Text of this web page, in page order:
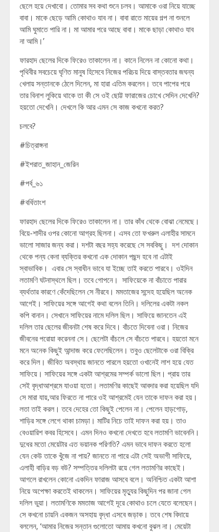
ছেলে হয়ে দেখাবো। তোমার সব কথা শুনে চলব। আমাকে ওরা নিয়ে যাচ্ছে
বাবা। মাকে ছেড়ে আমি কোথাও যাব না। বাবা রাতে মায়ের গল্প না শুনলে
আমি ঘুমাতে পারি না। মা আমার পরে আছে বাবা। মাকে ছাড়া কোথাও যাব
না আমি।’
ফারহাদ ছেলের দিকে ফিরেও তাকালেন না। কানে নিলেন না কোনো কথা।
পৃথিবীর সবচেয়ে ঘৃণিত মানুষ হিসেবে নিজের পরিচয় দিয়ে বাস্তবতার জঘন্য
খেলায় সন্তানকে ঠেলে দিলেন, মা হারা এতিম করলেন। তবে পাপের পরে
তার বিনাশ লুকিয়ে থাকে তা কী সে ওই ছোট্ট ফারাজের চোখে সেদিন দেখেনি?
হয়তো দেখেনি। দেখলে কি আর এমন সে কাজ কখনো করত?
চলবে?
#চিত্রাঙ্গনা
#ইশরাত_জাহান_জেরিন
#পর্ব_৬১
#বর্ধিতাংশ
ফারহাদ ছেলের দিকে ফিরেও তাকালেন না। তার কাঁধ থেকে বোঝা নেমেছে।
বিয়ে-শাদীর ওপর কোনো আগ্রহ ছিলনা। এসব তো ফখরুল এলাহীর সামনে
ভালো সাজার জন্য করা। দশটা বছর সহ্য করেছে সে সবকিছু। দশ দোকান
থেকে পন্য কেনা ব্যক্তির কখনো এক দোকান পছন্দ হবে না এটাই
স্বাভাবিক। এবার সে স্বাধীন ভাবে যা ইচ্ছে তাই করতে পারবে। ওইদিন
লতামণি ঘটনাস্থলে ছিল। তবে গোপনে। সাফিয়েকে না বাঁচাতে পারার
ব্যর্থতার কারণে কেঁদেছিলেন সে নীরবে। মমতাজের সন্দেহ হয়েছিল অনেক
আগেই। সাফিয়ের সঙ্গে আগেই কথা বলেন তিনি। দলিলের একটা নকল
কপি বানান। সেখানে সাফিয়ের নামে দলিল ছিল। সাফিয়ে জানতেন এই
দলিল তার ছেলের জীবনটা শেষ করে দিবে। বাঁচতে দিবেনা ওরা। নিজের
জীবনের পরোয়া করেননা সে। ছেলেটা বাঁচলে সে বাঁচতে পারবে। হয়তো মনে
মনে অনেক কিছুই আন্দাজ করে ফেলেছিলেন। তবুও ছেলেটাকে ওরা বিক্রি
করে দিল। জীবিত অবস্থায় জানতে পারলে হয়তো ওখানেই লাশ হয়ে যেত
সাফিয়ে। সাফিয়ের সঙ্গে একটা আশ্রমের সম্পর্ক ভালো ছিল। প্রায় তার
সেই বৃদ্ধাআশ্রমে যাওয়া হতো। লতামণির কাছেই আবদার করা হয়েছিল যদি
সে মারা যায়,আর ফিরতে না পারে ওই আশ্রমেই যেন তাকে দাফন করা হয়।
লতা তাই করল। তবে দেহের তো কিছুই পেলেন না। পেলেন হাড়গোড়,
শাড়ির সঙ্গে লেগে থাকা চামড়া। মাটির নিচে তাই দাফন করা হয়। তাও
বেওয়ারিশ কবর হিসেবে। এমন দিনও কখনো দেখতে হবে লতামণি ভাবেননি।
দুধের মতো মেয়েটার এত ভয়ানক পরিণতি? এমন ভাবে দাফন করতে হলো
যেন কেউ তাকে খুঁজে না পায়? জানতে না পারে এটা সেই অভাগী সাফিয়ে,
এলাহী বাড়ির বড় বউ? সম্পত্তির দলিলটা রয়ে গেল লতামণির কাছেই।
আগলে রাখলেন কোনো একদিন ফারাজ আসবে বলে। অনিশ্চিত একটা আশা
নিয়ে অপেক্ষা করতেই থাকলেন। সাফিয়ের মৃত্যুর কিছুদিন পর জানা গেল
দলিল ভুয়া। লতামণিকে মমতাজ আগেই দূরে কোথাও চলে যেতে বলেছেন।
সে কখনো চায়নি একজন অসহায় বৃদ্ধা এসবে জড়াক। তবে শেষ বিদায়ে
বললেন, ‘আমার নিজের সন্তান গুলোতো আমায় কখনো বুঝল না। মেয়েটা